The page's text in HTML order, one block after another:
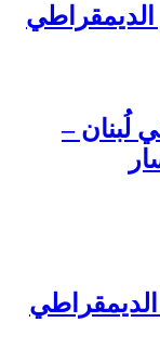
الديمقراطي
لُبنان –